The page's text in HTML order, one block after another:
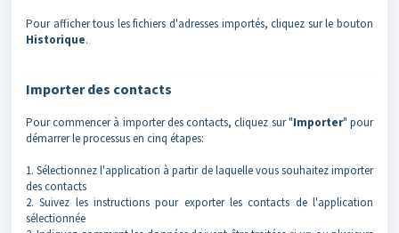
Pour afficher tous les fichiers d'adresses importés, cliquez sur le bouton
Historique.
Importer des contacts
Pour commencer à importer des contacts, cliquez sur "Importer" pour
démarrer le processus en cinq étapes:
1. Sélectionnez l'application à partir de laquelle vous souhaitez importer
des contacts
2. Suivez les instructions pour exporter les contacts de l'application
sélectionnée